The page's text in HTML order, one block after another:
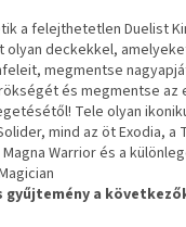
a felejthetetlen Duelist
olyan deckekkel,
megmentse
és megmentse az
Tele olyan
mind az öt Exodia, a
Warrior és a
gyűjtemény a